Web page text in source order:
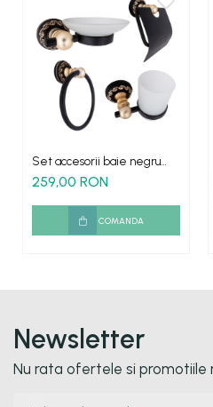
Set accesorii baie negru
auriu antichizat AGS1 4 piese
259,00 RON
COMANDA
Newsletter
Nu rata ofertele si promotiile